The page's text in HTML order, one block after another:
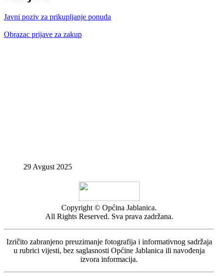
Javni poziv za prikupljanje ponuda
Obrazac prijave za zakup
29 Avgust 2025
Copyright © Općina Jablanica.
All Rights Reserved. Sva prava zadržana.
Izričito zabranjeno preuzimanje fotografija i informativnog sadržaja
u rubrici vijesti, bez saglasnosti Općine Jablanica ili navođenja
izvora informacija.